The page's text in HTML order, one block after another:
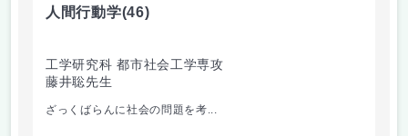
人間行動学(46)
工学研究科 都市社会工学専攻
藤井聡先生
ざっくばらんに社会の問題を考...